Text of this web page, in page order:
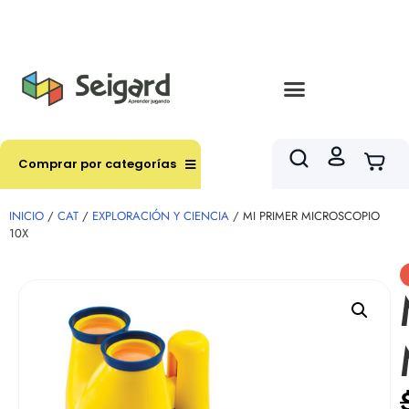
Comprar por categorías
INICIO / CAT / EXPLORACIÓN Y CIENCIA / MI PRIMER MICROSCOPIO
10X